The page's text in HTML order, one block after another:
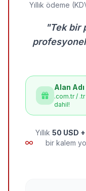
Yıllık ödeme
"Tek bir
Alan
.com.tr /
dahil!
Yıllık 50 USD
bir kalem